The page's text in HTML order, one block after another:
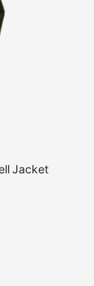
Jacket